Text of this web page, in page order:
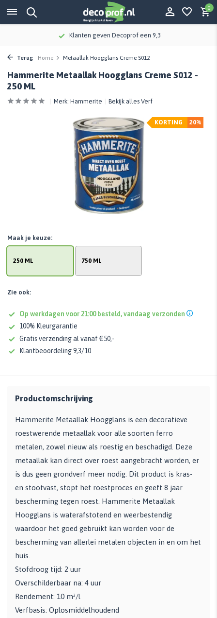
0
Klanten geven Decoprof een 9,3
Terug Home Metaallak Hoogglans Creme S012
Hammerite Metaallak Hoogglans Creme S012 -
250 ML
Merk: Hammerite Bekijk alles Verf
20%
KORTING
250 ML 750 ML
Maak je keuze:
Zie ook:
Op werkdagen voor 21:00 besteld, vandaag verzonden
100% Kleurgarantie
Gratis verzending al vanaf €50,-
Klantbeoordeling 9,3/10
Productomschrijving
Hammerite Metaallak Hoogglans is een decoratieve
roestwerende metaallak voor alle soorten ferro
metalen, zowel nieuw als roestig en beschadigd. Deze
metaallak kan direct over roest aangebracht worden, er
is dus geen grondverf meer nodig. Dit product is kras-
en stootvast, stopt het roestproces en geeft 8 jaar
bescherming tegen roest. Hammerite Metaallak
Hoogglans is waterafstotend en weerbestendig
waardoor het goed gebruikt kan worden voor de
bescherming van allerlei metalen objecten in en om het
huis.
Stofdroog tijd: 2 uur
Overschilderbaar na: 4 uur
Rendement: 10 m²/l
Verfbasis: Oplosmiddelhoudend